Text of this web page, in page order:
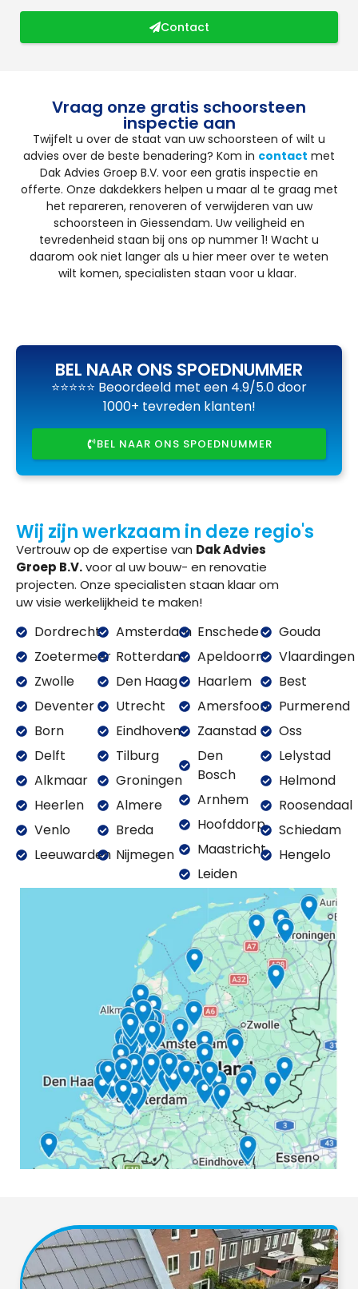
Contact
Vraag onze gratis schoorsteen
inspectie aan
Twijfelt u over de staat van uw schoorsteen of wilt u
advies over de beste benadering? Kom in contact met
Dak Advies Groep B.V. voor een gratis inspectie en
offerte. Onze dakdekkers helpen u maar al te graag met
het repareren, renoveren of verwijderen van uw
schoorsteen in Giessendam. Uw veiligheid en
tevredenheid staan bij ons op nummer 1! Wacht u
daarom ook niet langer als u hier meer over te weten
wilt komen, specialisten staan voor u klaar.
BEL NAAR ONS SPOEDNUMMER
⭐⭐⭐⭐⭐ Beoordeeld met een 4.9/5.0 door
1000+ tevreden klanten!
BEL NAAR ONS SPOEDNUMMER
Wij zijn werkzaam in deze regio's
Vertrouw op de expertise van Dak Advies
Groep B.V.voor al uw bouw- en renovatie
projecten. Onze specialisten staan klaar om
uw visie werkelijkheid te maken!
Dordrecht
Zoetermeer
Zwolle
Deventer
Born
Delft
Alkmaar
Heerlen
Venlo
Leeuwarden
Amsterdam
Rotterdam
Den Haag
Utrecht
Eindhoven
Tilburg
Groningen
Almere
Breda
Nijmegen
Enschede
Apeldoorn
Haarlem
Amersfoort
Zaanstad
Den
Bosch
Arnhem
Hoofddorp
Maastricht
Leiden
Gouda
Vlaardingen
Best
Purmerend
Oss
Lelystad
Helmond
Roosendaal
Schiedam
Hengelo